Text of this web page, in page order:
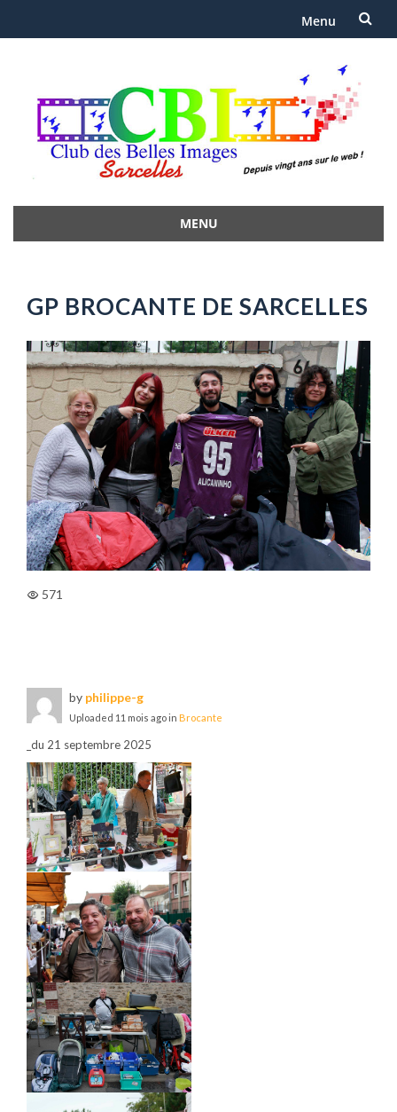
Menu
contenu
MENU
GP BROCANTE DE SARCELLES
571
by philippe-g
Uploaded 11 mois agoin Brocante
_du 21 septembre 2025